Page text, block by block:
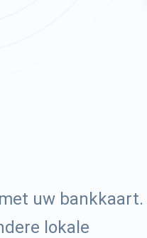
uw bankkaart.
lokale